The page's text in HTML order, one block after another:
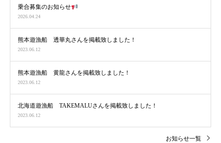
乗合募集のお知らせ
2026.04.24
熊本遊漁船 透華丸さんを掲載致しました！
2023.06.12
熊本遊漁船 黄龍さんを掲載致しました！
2023.06.12
北海道遊漁船 TAKEMALUさんを掲載致しました！
2023.06.12
お知らせ一覧